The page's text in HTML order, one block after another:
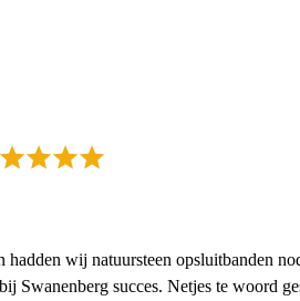
hadden wij natuursteen opsluitbanden
Swanenberg succes. Netjes te woord